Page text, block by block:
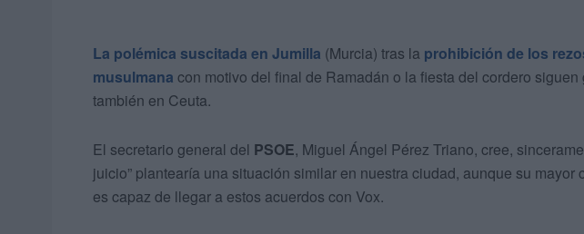
La polémica suscitada en Jumilla (Murcia) tras la prohibición de los
musulmana con motivo del final de Ramadán o la fiesta del cordero
también en Ceuta.
El secretario general del PSOE, Miguel Ángel Pérez Triano, cree,
juicio” plantearía una situación similar en nuestra ciudad, aunque su mayor
es capaz de llegar a estos acuerdos con Vox.